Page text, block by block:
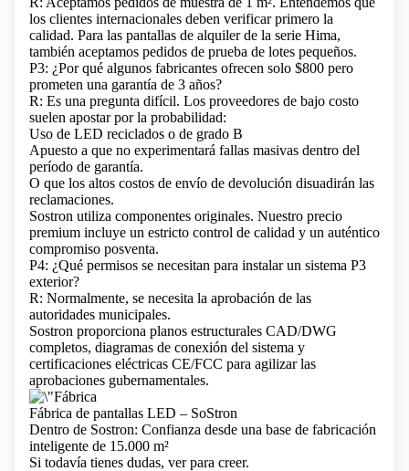
los clientes internacionales deben verificar primero la
calidad. Para las pantallas de alquiler de la serie Hima,
también aceptamos pedidos de prueba de lotes pequeños.
P3: ¿Por qué algunos fabricantes ofrecen solo $800 pero
prometen una garantía de 3 años?
R: Es una pregunta difícil. Los proveedores de bajo costo
suelen apostar por la probabilidad:
Uso de LED reciclados o de grado B
Apuesto a que no experimentará fallas masivas dentro del
período de garantía.
O que los altos costos de envío de devolución disuadirán las
reclamaciones.
Sostron utiliza componentes originales. Nuestro precio
premium incluye un estricto control de calidad y un auténtico
compromiso posventa.
P4: ¿Qué permisos se necesitan para instalar un sistema P3
exterior?
R: Normalmente, se necesita la aprobación de las
autoridades municipales.
Sostron proporciona planos estructurales CAD/DWG
completos, diagramas de conexión del sistema y
certificaciones eléctricas CE/FCC para agilizar las
aprobaciones gubernamentales.
Fábrica de pantallas LED – SoStron
Dentro de Sostron: Confianza desde una base de fabricación
inteligente de 15.000 m²
Si todavía tienes dudas, ver para creer.